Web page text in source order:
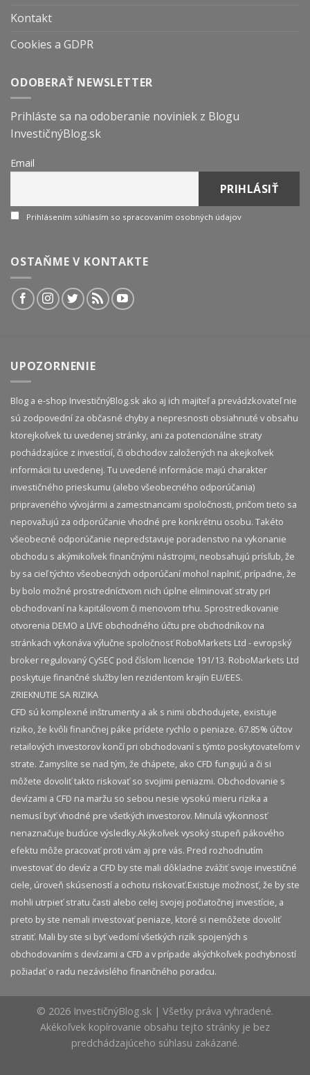
Kontakt
Cookies a GDPR
ODOBERAŤ NEWSLETTER
Prihláste sa na odoberanie noviniek z Blogu
InvestičnýBlog.sk
Email
Prihlásením súhlasím so spracovaním osobných údajov
OSTAŇME V KONTAKTE
UPOZORNENIE
Blog a e-shop InvestičnýBlog.sk ako aj ich majiteľ a prevádzkovateľ nie
sú zodpovední za občasné chyby a nepresnosti obsiahnuté v obsahu
ktorejkoľvek tu uvedenej stránky, ani za potencionálne straty
pochádzajúce z investícií, či obchodov založených na akejkoľvek
informácii tu uvedenej. Tu uvedené informácie majú charakter
investičného prieskumu (alebo všeobecného odporúčania)
pripraveného vývojármi a zamestnancami spoločnosti, pričom tieto sa
nepovažujú za odporúčanie vhodné pre konkrétnu osobu. Takéto
všeobecné odporúčanie nepredstavuje poradenstvo na vykonanie
obchodu s akýmikoľvek finančnými nástrojmi, neobsahujú prísľub, že
by sa cieľ týchto všeobecných odporúčaní mohol naplniť, prípadne, že
by bolo možné prostredníctvom nich úplne eliminovať straty pri
obchodovaní na kapitálovom či menovom trhu. Sprostredkovanie
otvorenia DEMO a LIVE obchodného účtu pre obchodníkov na
stránkach vykonáva výlučne spoločnosť RoboMarkets Ltd - evropský
broker regulovaný CySEC pod číslom licencie 191/13. RoboMarkets Ltd
poskytuje finančné služby len rezidentom krajín EU/EES.
ZRIEKNUTIE SA RIZIKA
CFD sú komplexné inštrumenty a ak s nimi obchodujete, existuje
riziko, že kvôli finančnej páke prídete rychlo o peniaze. 67.85% účtov
retailových investorov končí pri obchodovaní s týmto poskytovateľom v
strate. Zamyslite se nad tým, že chápete, ako CFD fungujú a či si
môžete dovoliť takto riskovať so svojimi peniazmi. Obchodovanie s
devízami a CFD na maržu so sebou nesie vysokú mieru rizika a
nemusí byť vhodné pre všetkých investorov. Minulá výkonnosť
nenaznačuje budúce výsledky.​ Akýkoľvek vysoký stupeň pákového
efektu môže pracovať proti vám aj pre vás. Pred rozhodnutím
investovať do devíz a CFD by ste mali dôkladne zvážiť svoje investičné
ciele, úroveň skúseností a ochotu riskovať.​ Existuje možnosť, že by ste
mohli utrpieť stratu časti alebo celej svojej počiatočnej investície, a
preto by ste nemali investovať peniaze, ktoré si nemôžete dovoliť
stratiť. Mali by ste si byť vedomí všetkých rizík spojených s
obchodovaním s devízami a CFD a v prípade akýchkoľvek pochybností
požiadať o radu nezávislého finančného poradcu.
© 2026 InvestičnýBlog.sk | Všetky práva vyhradené.
Akékoľvek kopírovanie obsahu tejto stránky je bez
predchádzajúceho súhlasu zakázané.